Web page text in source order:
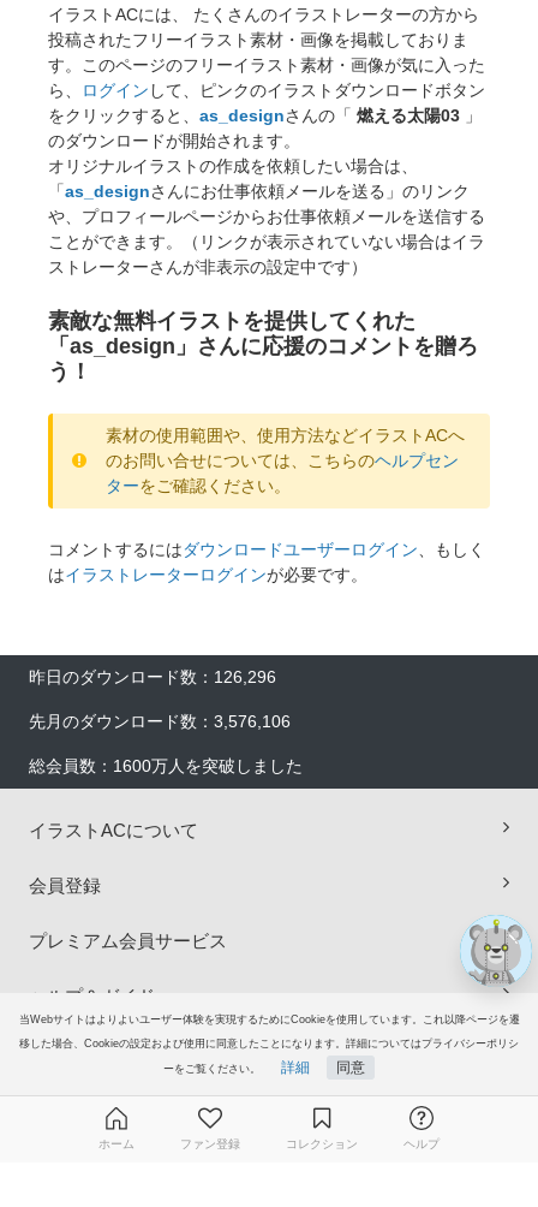
当Webサイトはよりよいユーザー体験を実現するためにCookieを使用しています。これ以降ページを遷
移した場合、Cookieの設定および使用に同意したことになります。詳細についてはプライバシーポリシ
ーをご覧ください。 詳細 同意
イラストACには、 たくさんのイラストレーターの方から
投稿されたフリーイラスト素材・画像を掲載しておりま
す。このページのフリーイラスト素材・画像が気に入った
ら、
ログイン して、ピンクのイラストダウンロードボタン
をクリックすると、 as_designさんの「 燃える太陽03 」
のダウンロードが開始されます。
オリジナルイラストの作成を依頼したい場合は、
「as_designさんにお仕事依頼メールを送る」のリンク
や、プロフィールページからお仕事依頼メールを送信する
ことができます。（リンクが表示されていない場合はイラ
ストレーターさんが非表示の設定中です）
素敵な無料イラストを提供してくれた
「as_design」さんに応援のコメントを贈ろ
う！
素材の使用範囲や、使用方法などイラストACへ
のお問い合せについては、こちらのヘルプセン
ターをご確認ください。
コメントするにはダウンロードユーザーログイン 、もしく
はイラストレーターログインが必要です。
昨日のダウンロード数：126,296
先月のダウンロード数：3,576,106
総会員数：1600万人を突破しました
イラストACについて
会員登録
プレミアム会員サービス
ヘルプ＆ガイド
グループサイト
ご意見・ご要望
ホーム ファン登録 コレクション ヘルプ